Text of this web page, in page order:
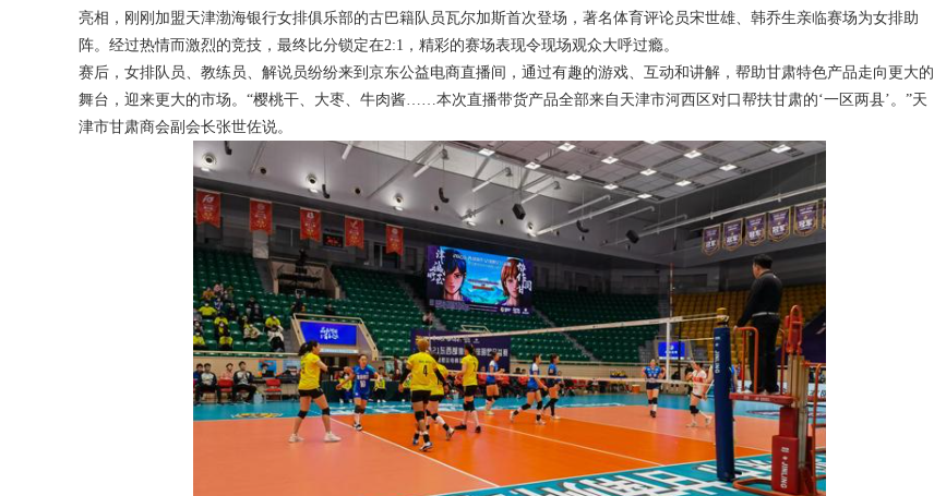
亮相，刚刚加盟天津渤海银行女排俱乐部的古巴籍队员瓦尔加斯首次登场，著名体育评论员宋世雄、韩乔生亲临赛场为女排助
阵。经过热情而激烈的竞技，最终比分锁定在2:1，精彩的赛场表现令现场观众大呼过瘾。
赛后，女排队员、教练员、解说员纷纷来到京东公益电商直播间，通过有趣的游戏、互动和讲解，帮助甘肃特色产品走向更大的
舞台，迎来更大的市场。“樱桃干、大枣、牛肉酱……本次直播带货产品全部来自天津市河西区对口帮扶甘肃的‘一区两县’。”天
津市甘肃商会副会长张世佐说。
获得产品报价方案
1万个想法不如1次的方案落地
扫码添加[商务总监]沟通方案